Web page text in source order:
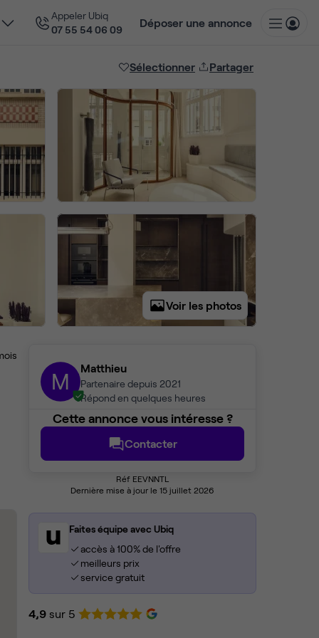
Appeler Ubiq
07 55 54 06 09
Déposer une annonce
Sélectionner Partager
Voir les photos
M Matthieu
Partenaire depuis 2021
Répond en quelques heures
Cette annonce vous intéresse ?
Contacter
Réf EEVNNTL
Dernière mise à jour le 15 juillet 2026
Faites équipe avec Ubiq
accès à 100% de l'offre
meilleurs prix
service gratuit
4,9 sur 5